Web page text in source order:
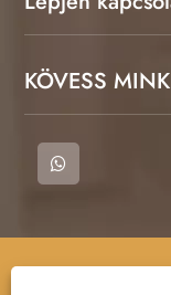
KÖVESS
Copyright © 2023